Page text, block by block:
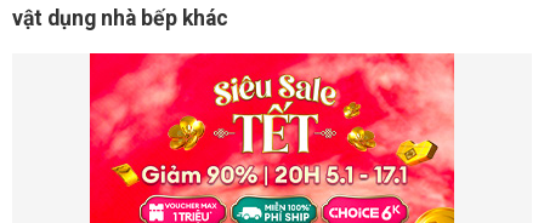
vật dụng nhà bếp khác